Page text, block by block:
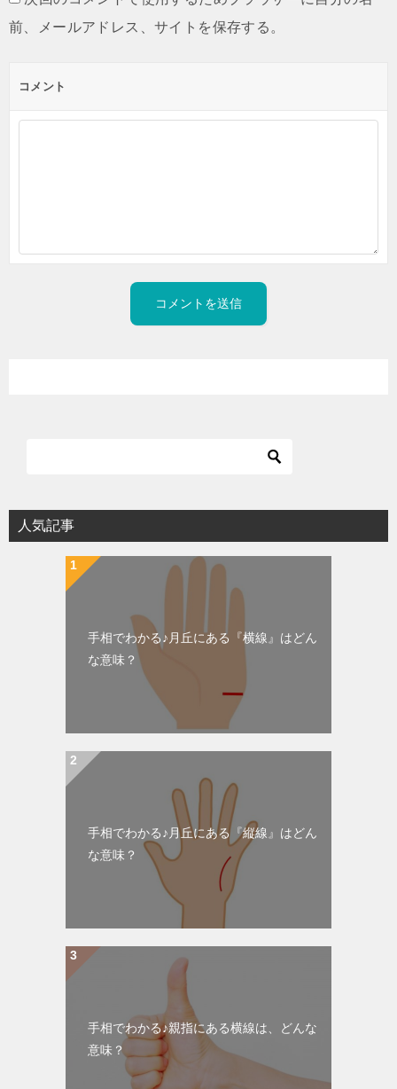
前、メールアドレス、サイトを保存する。
コメント
人気記事
手相でわかる♪月丘にある『横線』はどん
な意味？
手相でわかる♪月丘にある『縦線』はどん
な意味？
手相でわかる♪親指にある横線は、どんな
意味？